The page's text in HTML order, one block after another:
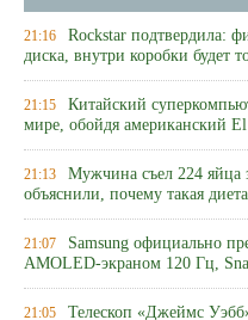
21:16 Rockstar подтвердила:
диска, внутри коробки будет
21:15 Китайский
мире, обойдя американский
21:13 Мужчина съел 224 яйца
объяснили, почему такая
21:07 Samsung официально
AMOLED-экраном 120 Гц,
21:05 Телескоп «Джеймс